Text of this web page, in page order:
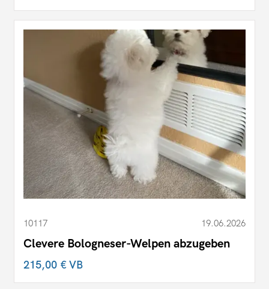
10117 19.06.2026
Clevere Bologneser-Welpen abzugeben
215,00 €VB